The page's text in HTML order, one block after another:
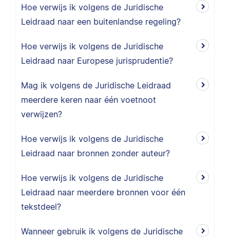
Hoe verwijs ik volgens de Juridische
Leidraad naar een buitenlandse regeling?
Hoe verwijs ik volgens de Juridische
Leidraad naar Europese jurisprudentie?
Mag ik volgens de Juridische Leidraad
meerdere keren naar één voetnoot
verwijzen?
Hoe verwijs ik volgens de Juridische
Leidraad naar bronnen zonder auteur?
Hoe verwijs ik volgens de Juridische
Leidraad naar meerdere bronnen voor één
tekstdeel?
Wanneer gebruik ik volgens de Juridische